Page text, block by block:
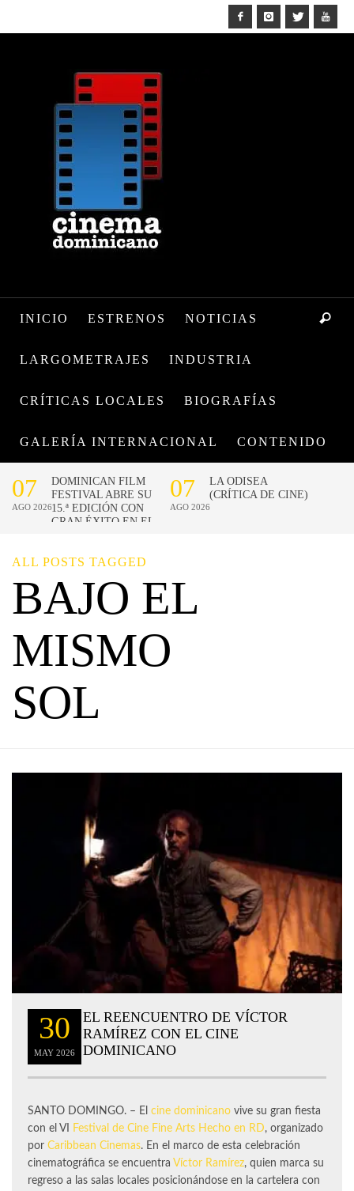
INICIO ESTRENOS NOTICIAS
LARGOMETRAJES INDUSTRIA
CRÍTICAS LOCALES BIOGRAFÍAS
GALERÍA INTERNACIONAL CONTENIDO
ALL POSTS TAGGED
BAJO EL
MISMO
SOL
30
MAY 2026
EL REENCUENTRO DE VÍCTOR
RAMÍREZ CON EL CINE
DOMINICANO
SANTO DOMINGO. – El cine dominicano vive su gran fiesta
con el VI
Festival de Cine Fine Arts Hecho en RD, organizado
por Caribbean Cinemas. En el marco de esta celebración
cinematográfica se encuentra Víctor Ramírez, quien marca su
regreso a las salas locales posicionándose en la cartelera con